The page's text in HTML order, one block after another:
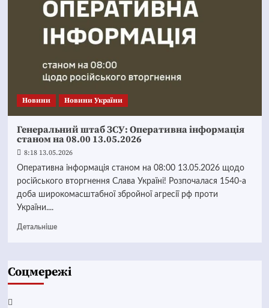
Новини Новини України
Генеральний штаб ЗСУ: Оперативна інформація
станом на 08.00 13.05.2026
8:18 13.05.2026
Оперативна інформація станом на 08:00 13.05.2026 щодо
російського вторгнення Слава Україні! Розпочалася 1540-а
доба широкомасштабної збройної агресії рф проти
України....
Детальніше
Соцмережі
Facebook